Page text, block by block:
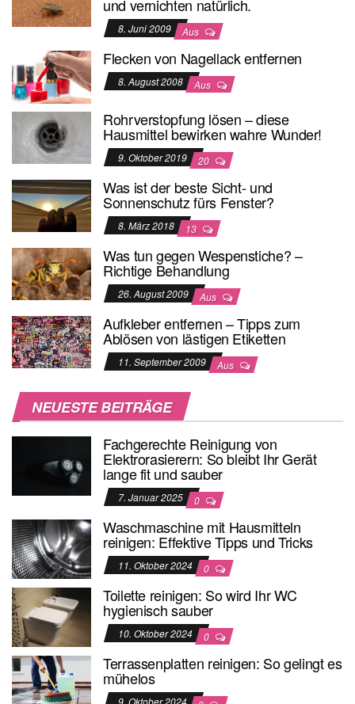
und vernichten natürlich.
8. Juni 2009 Aus
Flecken von Nagellack entfernen
8. August 2008 Aus
Rohrverstopfung lösen – diese
Hausmittel bewirken wahre Wunder!
9. Oktober 2019 20
Was ist der beste Sicht- und
Sonnenschutz fürs Fenster?
8. März 2018 13
Was tun gegen Wespenstiche? –
Richtige Behandlung
26. August 2009 Aus
Aufkleber entfernen – Tipps zum
Ablösen von lästigen Etiketten
11. September 2009 Aus
NEUESTE BEITRÄGE
Fachgerechte Reinigung von
Elektrorasierern: So bleibt Ihr Gerät
lange fit und sauber
7. Januar 2025 0
Waschmaschine mit Hausmitteln
reinigen: Effektive Tipps und Tricks
11. Oktober 2024 0
Toilette reinigen: So wird Ihr WC
hygienisch sauber
10. Oktober 2024 0
Terrassenplatten reinigen: So gelingt es
mühelos
9. Oktober 2024